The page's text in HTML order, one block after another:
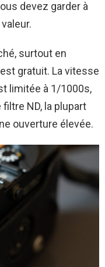
devez garder à
surtout en
gratuit. La vitesse
limitée à 1/1000s,
filtre ND, la plupart
ouverture élevée.